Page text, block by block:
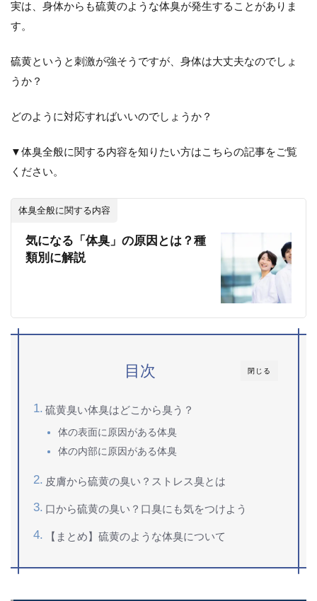
実は、身体からも硫黄のような体臭が発生することがありま
す。
硫黄というと刺激が強そうですが、身体は大丈夫なのでしょ
うか？
どのように対応すればいいのでしょうか？
▼体臭全般に関する内容を知りたい方はこちらの記事をご覧
ください。
体臭全般に関する内容
気になる「体臭」の原因とは？種
類別に解説
閉じる
目次
硫黄臭い体臭はどこから臭う？
体の表面に原因がある体臭
体の内部に原因がある体臭
皮膚から硫黄の臭い？ストレス臭とは
口から硫黄の臭い？口臭にも気をつけよう
【まとめ】硫黄のような体臭について